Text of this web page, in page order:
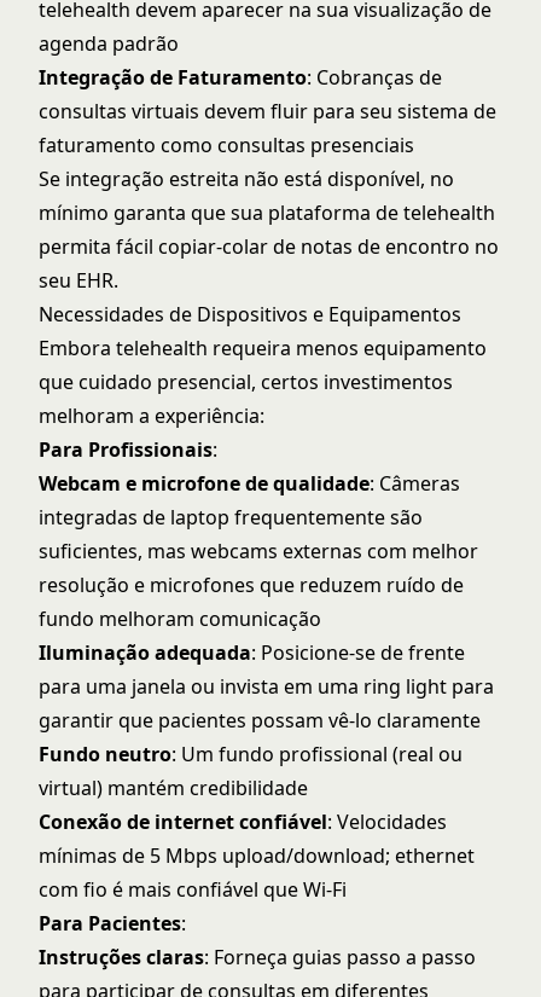
telehealth devem aparecer na sua visualização de
agenda padrão
Integração de Faturamento: Cobranças de
consultas virtuais devem fluir para seu sistema de
faturamento como consultas presenciais
Se integração estreita não está disponível, no
mínimo garanta que sua plataforma de telehealth
permita fácil copiar-colar de notas de encontro no
seu EHR.
Necessidades de Dispositivos e Equipamentos
Embora telehealth requeira menos equipamento
que cuidado presencial, certos investimentos
melhoram a experiência:
Para Profissionais:
Webcam e microfone de qualidade: Câmeras
integradas de laptop frequentemente são
suficientes, mas webcams externas com melhor
resolução e microfones que reduzem ruído de
fundo melhoram comunicação
Iluminação adequada: Posicione-se de frente
para uma janela ou invista em uma ring light para
garantir que pacientes possam vê-lo claramente
Fundo neutro: Um fundo profissional (real ou
virtual) mantém credibilidade
Conexão de internet confiável: Velocidades
mínimas de 5 Mbps upload/download; ethernet
com fio é mais confiável que Wi-Fi
Para Pacientes:
Instruções claras: Forneça guias passo a passo
para participar de consultas em diferentes